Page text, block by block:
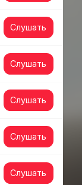
Слушать
Слушать
Слушать
Слушать
Слушать